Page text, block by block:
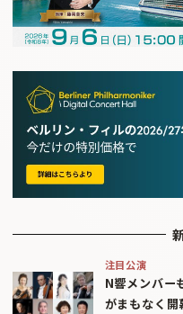
注目公演
N響メンバー
がまもなく開